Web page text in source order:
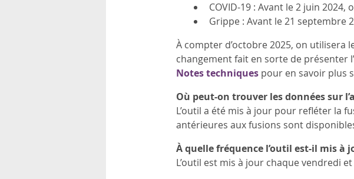
COVID-19 : Avant le 2 juin
Grippe : Avant le 21 septembre
À compter d’octobre 2025, on utilisera
changement fait en sorte de présenter
Notes techniquespour en savoir plus
Où peut-on trouver les données sur
L’outil a été mis à jour pour refléter la
antérieures aux fusions sont
À quelle fréquence l’outil est-il mis à
L’outil est mis à jour chaque vendredi